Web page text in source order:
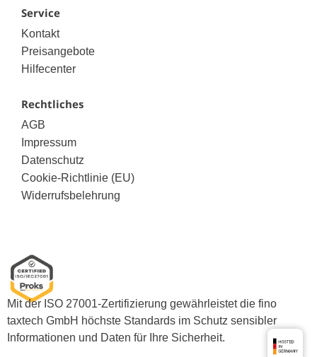
Service
Kontakt
Preisangebote
Hilfecenter
Rechtliches
AGB
Impressum
Datenschutz
Cookie-Richtlinie (EU)
Widerrufsbelehrung
Mit der ISO 27001-Zertifizierung gewährleistet die fino
taxtech GmbH höchste Standards im Schutz sensibler
Informationen und Daten für Ihre Sicherheit.